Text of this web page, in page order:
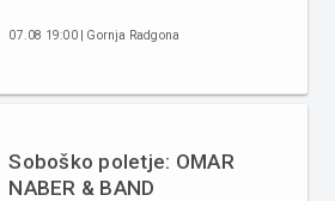
07.08 19:00 | Gornja Radgona
Soboško poletje: OMAR
NABER & BAND